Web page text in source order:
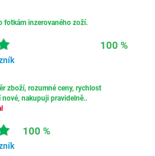
fotkám inzerovaného zoží.
100 %
zboží, rozumné ceny, rychlost
nakupuji pravidelně..
100 %